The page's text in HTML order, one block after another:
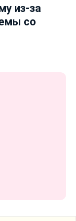
из-за
со